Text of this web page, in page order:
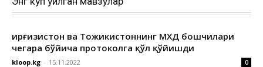
Қирғизистон ва Тожикистоннинг МХДҚ бошчилари
чегара бўйича протоколга қўл қўйишди
kloop.kg - 15.11.2022 0